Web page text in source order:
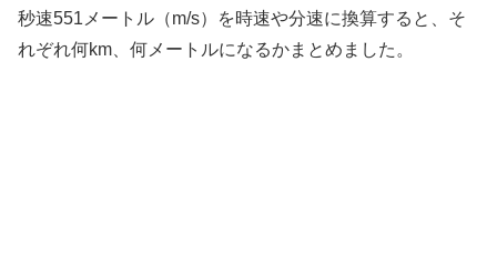
秒速551メートル（m/s）を時速や分速に換算すると、そ
れぞれ何km、何メートルになるかまとめました。